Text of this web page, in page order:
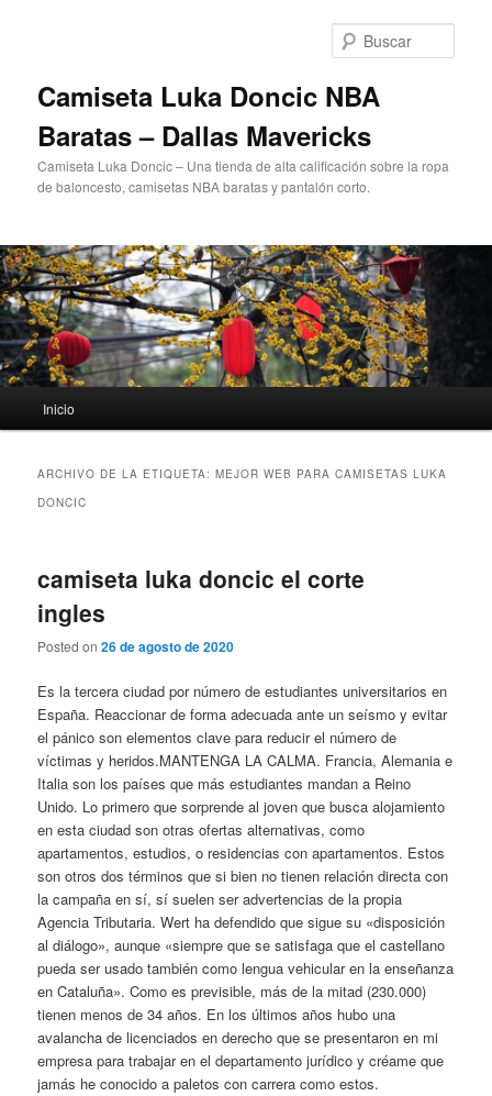
Camiseta Luka Doncic NBA
Baratas – Dallas Mavericks
Camiseta Luka Doncic – Una tienda de alta calificación sobre la ropa
de baloncesto, camisetas NBA baratas y pantalón corto.
principal
Inicio
ARCHIVO DE LA ETIQUETA:MEJOR WEB PARA CAMISETAS LUKA
DONCIC
camiseta luka doncic el corte
ingles
Posted on26 de agosto de 2020
Es la tercera ciudad por número de estudiantes universitarios en
España. Reaccionar de forma adecuada ante un seísmo y evitar
el pánico son elementos clave para reducir el número de
víctimas y heridos.MANTENGA LA CALMA. Francia, Alemania e
Italia son los países que más estudiantes mandan a Reino
Unido. Lo primero que sorprende al joven que busca alojamiento
en esta ciudad son otras ofertas alternativas, como
apartamentos, estudios, o residencias con apartamentos. Estos
son otros dos términos que si bien no tienen relación directa con
la campaña en sí, sí suelen ser advertencias de la propia
Agencia Tributaria. Wert ha defendido que sigue su «disposición
al diálogo», aunque «siempre que se satisfaga que el castellano
pueda ser usado también como lengua vehicular en la enseñanza
en Cataluña». Como es previsible, más de la mitad (230.000)
tienen menos de 34 años. En los últimos años hubo una
avalancha de licenciados en derecho que se presentaron en mi
empresa para trabajar en el departamento jurídico y créame que
jamás he conocido a paletos con carrera como estos.